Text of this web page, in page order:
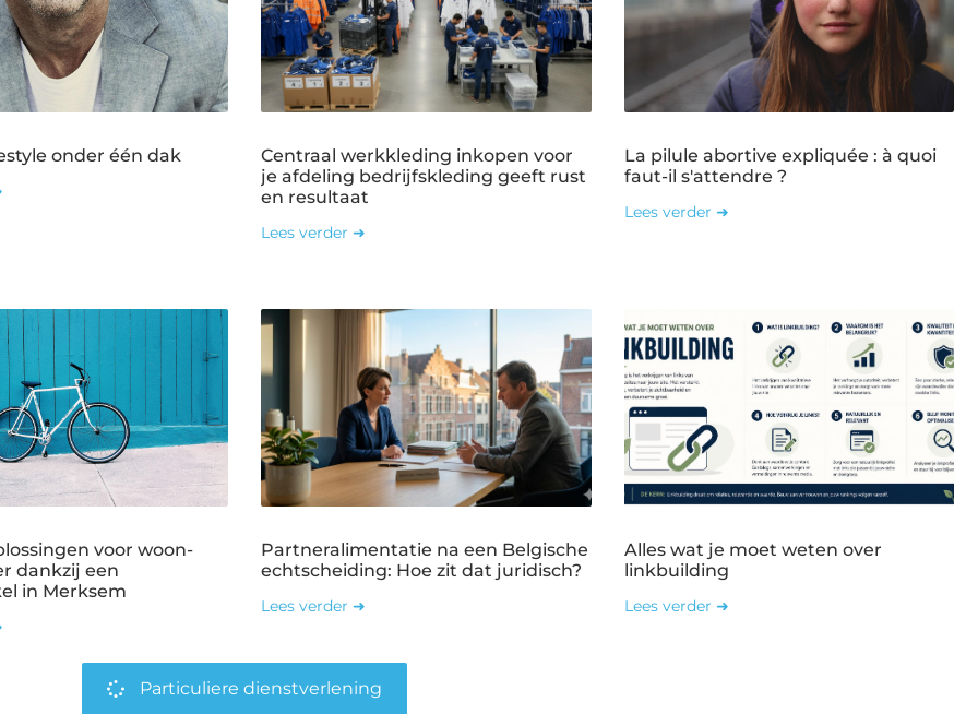
onder één dak
Centraal werkkleding inkopen voor
je afdeling bedrijfskleding geeft rust
en resultaat
Lees verder ➜
La pilule abortive expliquée : à quoi
faut-il s'attendre ?
Lees verder ➜
voor woon-
dankzij een
in Merksem
Partneralimentatie na een Belgische
echtscheiding: Hoe zit dat juridisch?
Lees verder ➜
Alles wat je moet weten over
linkbuilding
Lees verder ➜
Particuliere dienstverlening